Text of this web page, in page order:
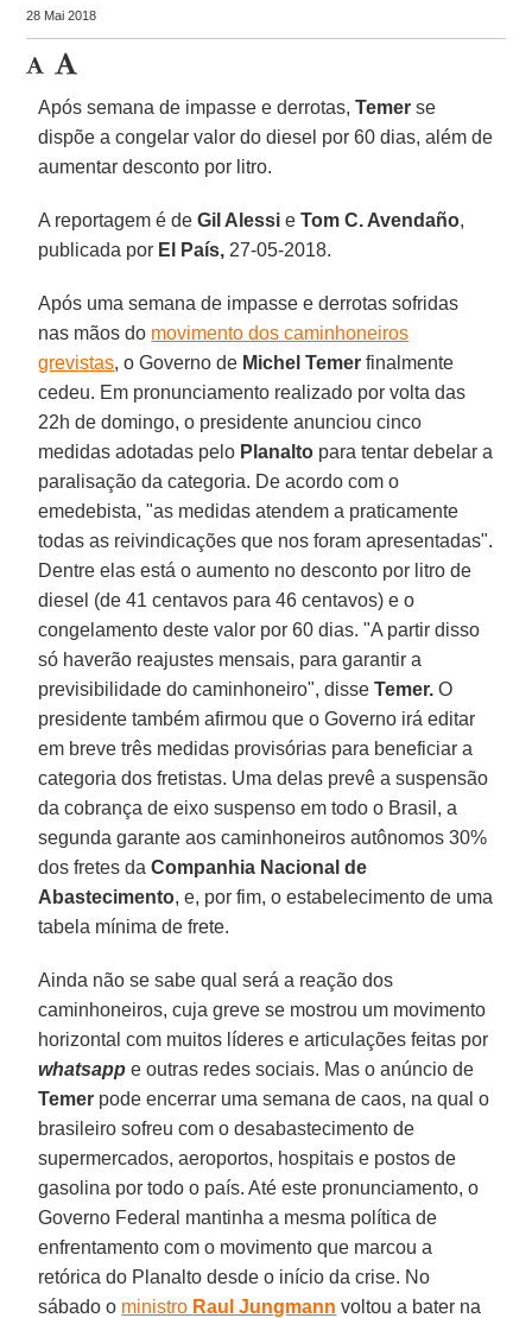
28 Mai 2018
Após semana de impasse e derrotas,Temer se
dispõe a congelar valor do diesel por 60 dias, além de
aumentar desconto por litro.
A reportagem é deGil Alessi eTom C. Avendaño,
publicada por El País, 27-05-2018.
Após uma semana de impasse e derrotas sofridas
nas mãos do movimento dos caminhoneiros
grevistas, o Governo de Michel Temer finalmente
cedeu. Em pronunciamento realizado por volta das
22h de domingo, o presidente anunciou cinco
medidas adotadas pelo Planalto para tentar debelar a
paralisação da categoria. De acordo com o
emedebista, "as medidas atendem a praticamente
todas as reivindicações que nos foram apresentadas".
Dentre elas está o aumento no desconto por litro de
diesel (de 41 centavos para 46 centavos) e o
congelamento deste valor por 60 dias. "A partir disso
só haverão reajustes mensais, para garantir a
previsibilidade do caminhoneiro", disseTemer. O
presidente também afirmou que o Governo irá editar
em breve três medidas provisórias para beneficiar a
categoria dos fretistas. Uma delas prevê a suspensão
da cobrança de eixo suspenso em todo o Brasil, a
segunda garante aos caminhoneiros autônomos 30%
dos fretes daCompanhia Nacional de
Abastecimento, e, por fim, o estabelecimento de uma
tabela mínima de frete.
Ainda não se sabe qual será a reação dos
caminhoneiros, cuja greve se mostrou um movimento
horizontal com muitos líderes e articulações feitas por
whatsapp e outras redes sociais. Mas o anúncio de
Temer pode encerrar uma semana de caos, na qual o
brasileiro sofreu com o desabastecimento de
supermercados, aeroportos, hospitais e postos de
gasolina por todo o país. Até este pronunciamento, o
Governo Federal mantinha a mesma política de
enfrentamento com o movimento que marcou a
retórica do Planalto desde o início da crise. No
sábado o ministro Raul Jungmann voltou a bater na